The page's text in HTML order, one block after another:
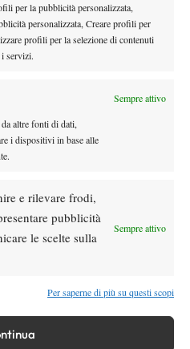
per la pubblicità personalizzata,
personalizzata, Creare profili per
profili per la selezione di contenuti
servizi.
Sempre attivo
altre fonti di dati,
i dispositivi in base alle
e rilevare frodi,
pubblicità
le scelte sulla
Sempre attivo
Per saperne di più su questi scopi
prime volte. Ora cerco di
Top 100”